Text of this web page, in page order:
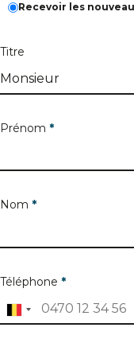
Recevoir les
Titre
Prénom *
Nom *
Téléphone *